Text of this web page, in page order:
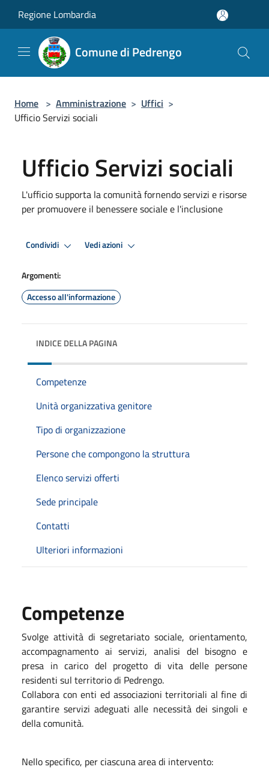
Regione Lombardia
Comune di Pedrengo
Home > Amministrazione > Uffici >
Ufficio Servizi sociali
Ufficio Servizi sociali
L'ufficio supporta la comunità fornendo servizi e risorse
per promuovere il benessere sociale e l'inclusione
Condividi Vedi azioni
Argomenti:
Accesso all'informazione
INDICE DELLA PAGINA
Competenze
Unità organizzativa genitore
Tipo di organizzazione
Persone che compongono la struttura
Elenco servizi offerti
Sede principale
Contatti
Ulteriori informazioni
Competenze
Svolge attività di segretariato sociale, orientamento,
accompagnamento ai servizi, analisi del bisogno e
presa in carico del progetto di vita delle persone
residenti sul territorio di Pedrengo.
Collabora con enti ed associazioni territoriali al fine di
garantire servizi adeguati alle necessità dei singoli e
della comunità.
Nello specifico, per ciascuna area di intervento: